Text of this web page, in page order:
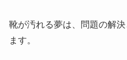
靴が汚れる夢は、問題の解
ます。